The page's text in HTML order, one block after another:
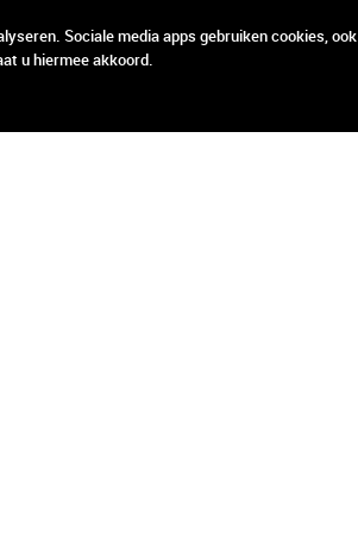
locatie contact
locatie contact
Sociale media apps gebruiken cookies, ook
u hiermee akkoord.